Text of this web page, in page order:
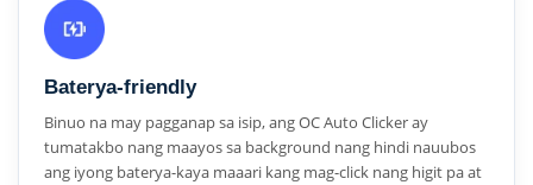
Baterya-friendly
Binuo na may pagganap sa isip, ang OC Auto Clicker ay
tumatakbo nang maayos sa background nang hindi nauubos
ang iyong baterya-kaya maaari kang mag-click nang higit pa at